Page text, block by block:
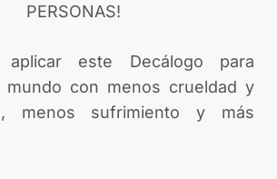
PERSONAS!
aplicar este Decálogo para
mundo con menos crueldad y
menos sufrimiento y más